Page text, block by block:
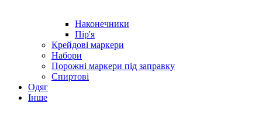
Наконечники
Пір'я
Крейдові маркери
Набори
Порожні маркери під заправку
Спиртові
Одяг
Інше